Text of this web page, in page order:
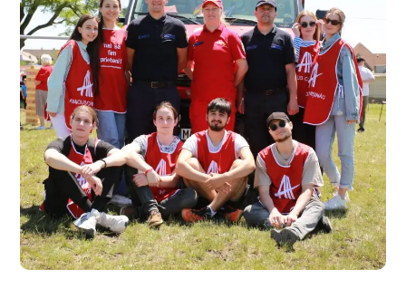
PICĂTURĂ DE VIAȚĂ
#Sociale